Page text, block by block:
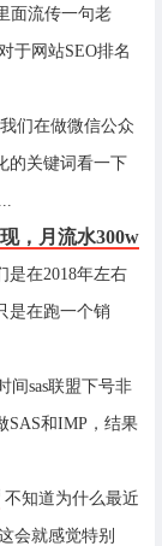
面流传一句老
于网站SEO排名
们在做微信公众
的关键词看一下
，月流水300w
是在2018年左右
是在跑一个销
间sas联盟下号非
SAS和IMP，结果
不知道为什么最近
会就感觉特别